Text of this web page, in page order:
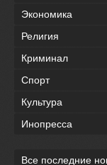
Экономика
Религия
Криминал
Спорт
Культура
Инопресса
Все последние